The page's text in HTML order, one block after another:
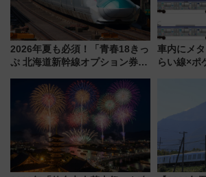
2026年夏も必須！「青春18きっ
ぷ 北海道新幹線オプション券」
車内にメ
らい線×ポ